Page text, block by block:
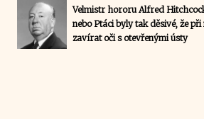
Velmistr hororu Alfred
nebo Ptáci byly tak děsivé, že
zavírat oči s otevřenými ústy